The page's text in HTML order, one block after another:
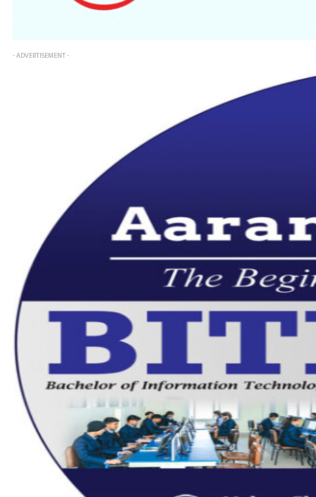
- ADVERTISEMENT -